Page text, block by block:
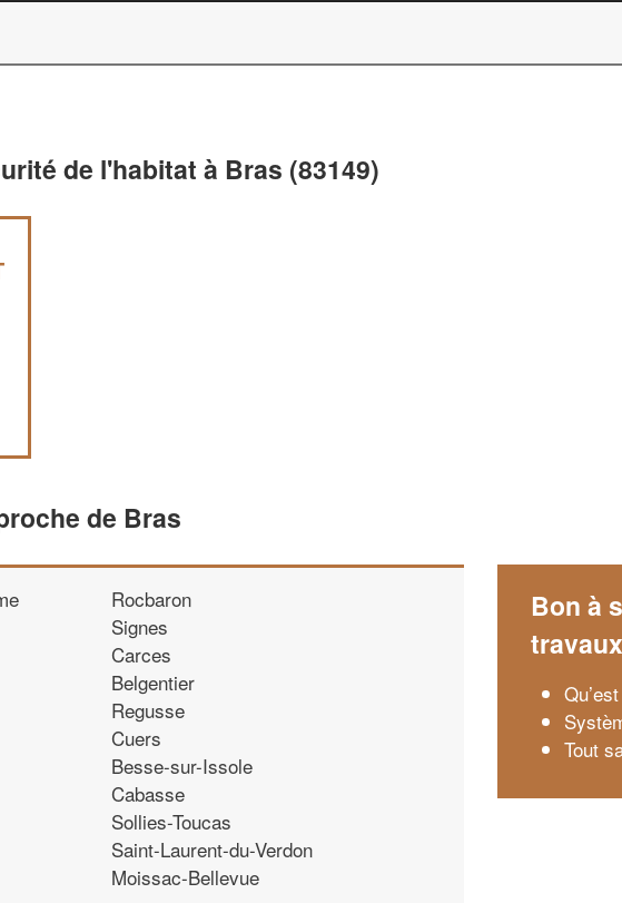
de l'habitat à Bras (83149)
de Bras
Rocbaron
Signes
Carces
Belgentier
Regusse
Cuers
Besse-sur-Issole
Cabasse
Sollies-Toucas
Saint-Laurent-du-Verdon
Moissac-Bellevue
Bon à
travaux
Tout